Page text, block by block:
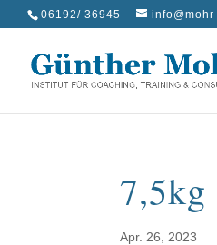
06192/ 36945
7,5kg
Apr. 26, 2023